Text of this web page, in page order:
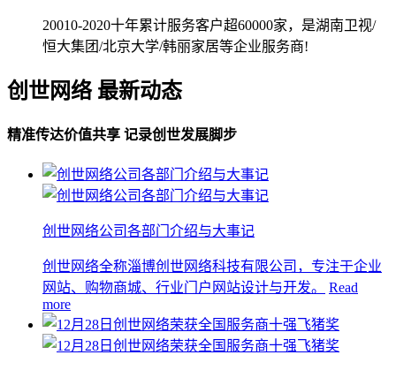
20010-2020十年累计服务客户超60000家，是湖南卫视/
恒大集团/北京大学/韩丽家居等企业服务商!
创世网络 最新动态
精准传达价值共享 记录创世发展脚步
创世网络公司各部门介绍与大事记
创世网络全称淄博创世网络科技有限公司，专注于企业
网站、购物商城、行业门户网站设计与开发。
Read
more